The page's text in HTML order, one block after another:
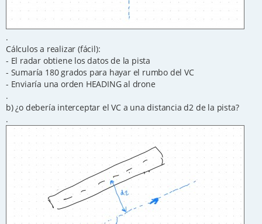
.
Cálculos a realizar (fácil):
- El radar obtiene los datos de la pista
- Sumaría 180 grados para hayar el rumbo del VC
- Enviaría una orden HEADING al drone
.
b) ¿o debería interceptar el VC a una distancia d2 de la pista?
.